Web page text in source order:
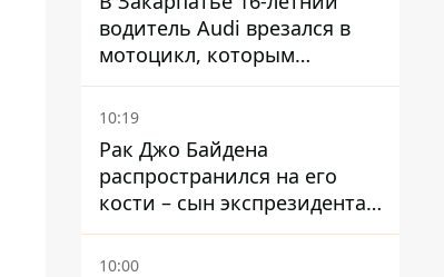
водитель Audi врезался в
мотоцикл, которым
управлял 10-летний
мальчик
10:19
Рак Джо Байдена
распространился на его
кости – сын экспрезидента
США рассказал, что болезнь
отца прогрессирует
10:00